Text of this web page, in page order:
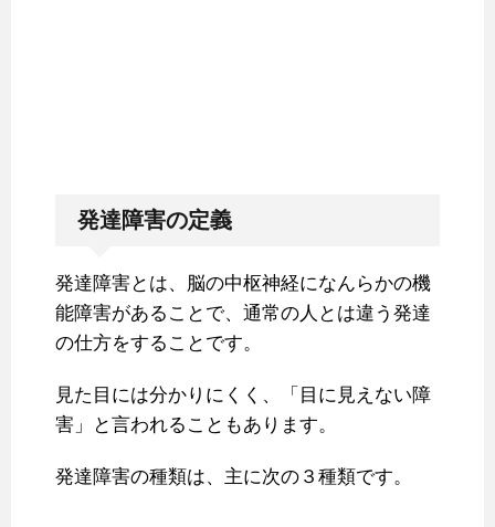
発達障害の定義
発達障害とは、脳の中枢神経になんらかの機
能障害があることで、通常の人とは違う発達
の仕方をすることです。
見た目には分かりにくく、「目に見えない障
害」と言われることもあります。
発達障害の種類は、主に次の３種類です。